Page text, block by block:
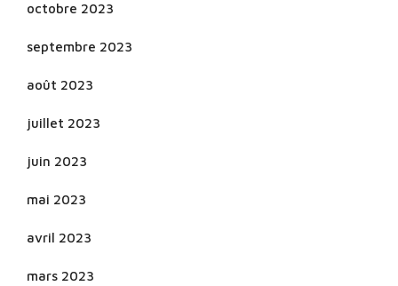
octobre 2023
septembre 2023
août 2023
juillet 2023
juin 2023
mai 2023
avril 2023
mars 2023